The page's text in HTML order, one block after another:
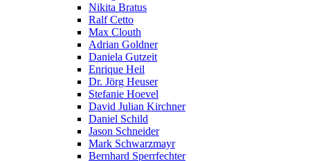
Nikita Bratus
Ralf Cetto
Max Clouth
Adrian Goldner
Daniela Gutzeit
Enrique Heil
Dr. Jörg Heuser
Stefanie Hoevel
David Julian Kirchner
Daniel Schild
Jason Schneider
Mark Schwarzmayr
Bernhard Sperrfechter